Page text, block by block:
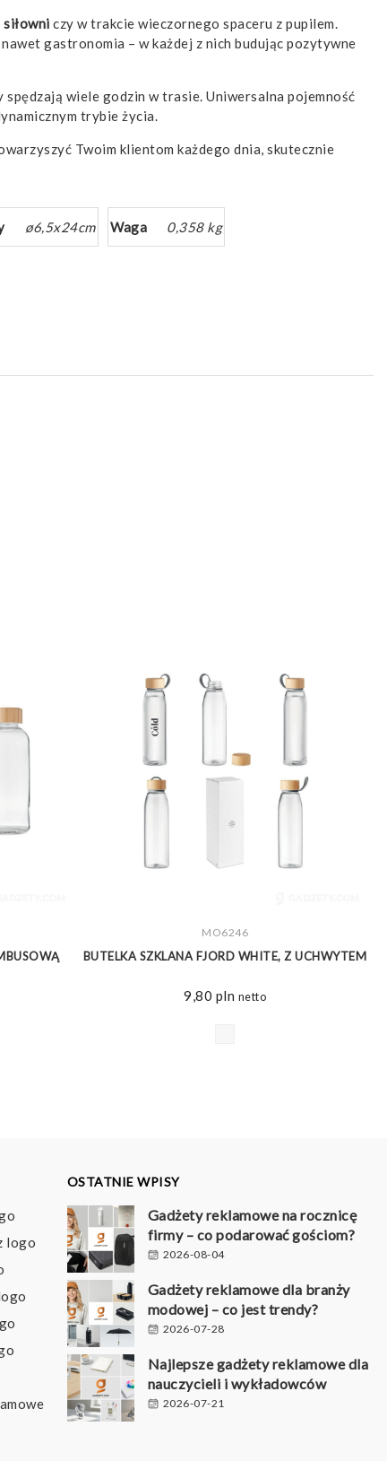
siłowni czy w trakcie wieczornego spaceru z pupilem.
gastronomia – w każdej z nich budując pozytywne
spędzają wiele godzin w trasie. Uniwersalna pojemność
trybie życia.
Twoim klientom każdego dnia, skutecznie
ø6,5x24cm Waga 0,358 kg
ZOBACZ WIĘCEJ
MO6246
BUTELKA SZKLANA FJORD WHITE, Z UCHWYTEM
9,80 pln netto
logo
OSTATNIE WPISY
Gadżety reklamowe na rocznicę
firmy – co podarować gościom?
2026-08-04
Gadżety reklamowe dla branży
modowej – co jest trendy?
2026-07-28
Najlepsze gadżety reklamowe dla
nauczycieli i wykładowców
2026-07-21